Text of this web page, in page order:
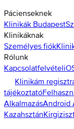
Pácienseknek
Klinikák Budapest
Klinikáknak
Személyes fiók
Rólunk
Kapcsolatfelvétel
Klinikám
tájékoztató
AlkalmazásAndroid
Kazahsztán